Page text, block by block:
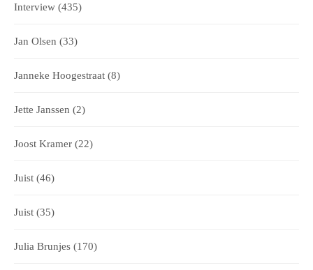
Interview (435)
Jan Olsen (33)
Janneke Hoogestraat (8)
Jette Janssen (2)
Joost Kramer (22)
Juist (46)
Juist (35)
Julia Brunjes (170)